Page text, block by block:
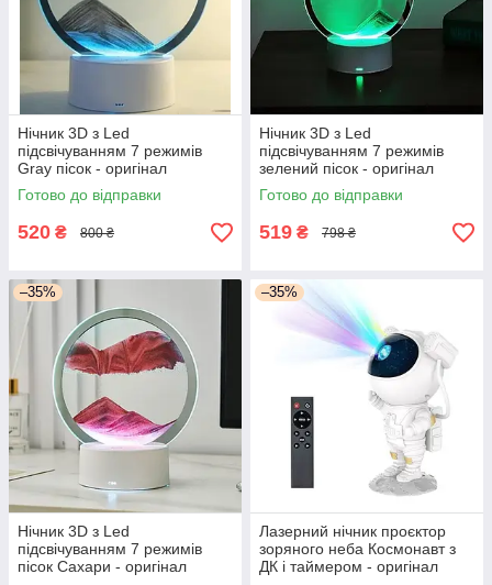
Нічник 3D з Led
підсвічуванням 7 режимів
Gray пісок - оригінал
Готово до відправки
520 ₴ 800 ₴
Нічник 3D з Led
підсвічуванням 7 режимів
зелений пісок - оригінал
Готово до відправки
519 ₴ 798 ₴
–35%
Нічник 3D з Led
підсвічуванням 7 режимів
пісок Сахари - оригінал
–35%
Лазерний нічник проєктор
зоряного неба Космонавт з
ДК і таймером - оригінал